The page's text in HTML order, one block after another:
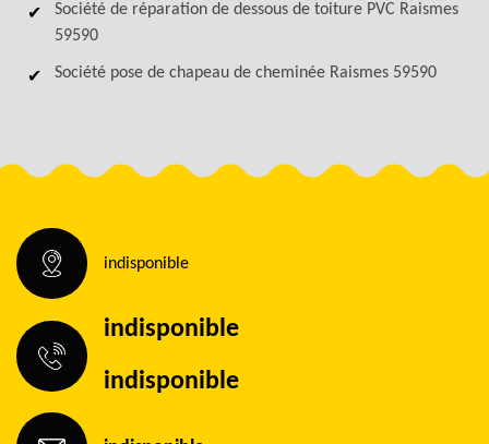
Société de réparation de dessous de toiture PVC Raismes
59590
Société pose de chapeau de cheminée Raismes 59590
indisponible
indisponible
indisponible